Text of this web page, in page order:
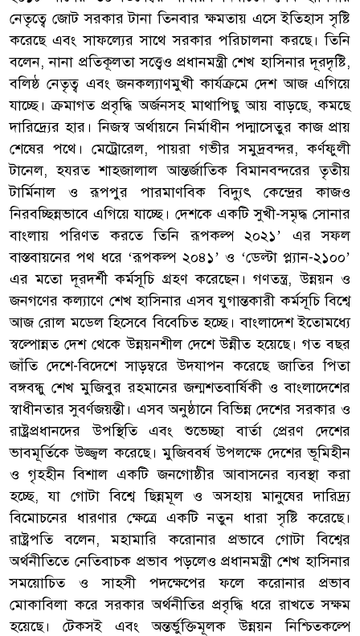
নেতৃত্বে জোট সরকার টানা তিনবার ক্ষমতায় এসে ইতিহাস সৃষ্টি
করেছে এবং সাফল্যের সাথে সরকার পরিচালনা করছে। তিনি
বলেন, নানা প্রতিকূলতা সত্ত্বেও প্রধানমন্ত্রী শেখ হাসিনার দূরদৃষ্টি,
বলিষ্ঠ নেতৃত্ব এবং জনকল্যাণমুখী কার্যক্রমে দেশ আজ এগিয়ে
যাচ্ছে। ক্রমাগত প্রবৃদ্ধি অর্জনসহ মাথাপিছু আয় বাড়ছে, কমছে
দারিদ্র্যের হার। নিজস্ব অর্থায়নে নির্মাধীন পদ্মাসেতুর কাজ প্রায়
শেষের পথে। মেট্রোরেল, পায়রা গভীর সমুদ্রবন্দর, কর্ণফুলী
টানেল, হযরত শাহজালাল আন্তর্জাতিক বিমানবন্দরের তৃতীয়
টার্মিনাল ও রূপপুর পারমাণবিক বিদ্যুৎ কেন্দ্রের কাজও
নিরবচ্ছিন্নভাবে এগিয়ে যাচ্ছে। দেশকে একটি সুখী-সমৃদ্ধ সোনার
বাংলায় পরিণত করতে তিনি রূপকল্প ২০২১’ এর সফল
বাস্তবায়নের পথ ধরে ‘রূপকল্প ২০৪১’ ও ‘ডেল্টা প্ল্যান-২১০০’
এর মতো দূরদর্শী কর্মসূচি গ্রহণ করেছেন। গণতন্ত্র, উন্নয়ন ও
জনগণের কল্যাণে শেখ হাসিনার এসব যুগান্তকারী কর্মসূচি বিশ্বে
আজ রোল মডেল হিসেবে বিবেচিত হচ্ছে। বাংলাদেশ ইতোমধ্যে
স্বল্পোন্নত দেশ থেকে উন্নয়নশীল দেশে উন্নীত হয়েছে। গত বছর
জাঁতি দেশে-বিদেশে সাড়ম্বরে উদযাপন করেছে জাতির পিতা
বঙ্গবন্ধু শেখ মুজিবুর রহমানের জন্মশতবার্ষিকী ও বাংলাদেশের
স্বাধীনতার সুবর্ণজয়ন্তী। এসব অনুষ্ঠানে বিভিন্ন দেশের সরকার ও
রাষ্ট্রপ্রধানদের উপস্থিতি এবং শুভেচ্ছা বার্তা প্রেরণ দেশের
ভাবমূর্তিকে উজ্জ্বল করেছে। মুজিববর্ষ উপলক্ষে দেশের ভূমিহীন
ও গৃহহীন বিশাল একটি জনগোষ্ঠীর আবাসনের ব্যবস্থা করা
হচ্ছে, যা গোটা বিশ্বে ছিন্নমূল ও অসহায় মানুষের দারিদ্র্য
বিমোচনের ধারণার ক্ষেত্রে একটি নতুন ধারা সৃষ্টি করেছে।
রাষ্ট্রপতি বলেন, মহামারি করোনার প্রভাবে গোটা বিশ্বের
অর্থনীতিতে নেতিবাচক প্রভাব পড়লেও প্রধানমন্ত্রী শেখ হাসিনার
সময়োচিত ও সাহসী পদক্ষেপের ফলে করোনার প্রভাব
মোকাবিলা করে সরকার অর্থনীতির প্রবৃদ্ধি ধরে রাখতে সক্ষম
হয়েছে। টেকসই এবং অন্তর্ভুক্তিমূলক উন্নয়ন নিশ্চিতকল্পে